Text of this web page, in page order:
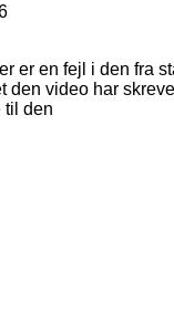
er en fejl i den fra
den video har
til den